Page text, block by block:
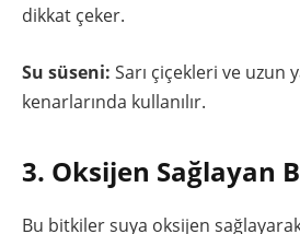
dikkat çeker.
Su süseni: Sarı çiçekleri ve uzun
kenarlarında kullanılır.
3. Oksijen Sağlayan
Bu bitkiler suya oksijen